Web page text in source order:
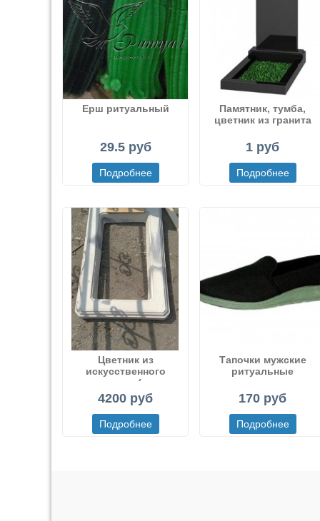
Ерш ритуальный
29.5 руб
Памятник, тумба,
цветник из гранита
1 руб
Цветник из
искусственного
мрамора (или
декоративного бетона)
4200 руб
Тапочки мужские
ритуальные
170 руб